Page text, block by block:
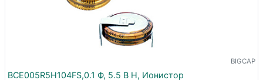
BIGCAP
BCE005R5H104FS,0.1 Ф, 5.5 В H, Ионистор